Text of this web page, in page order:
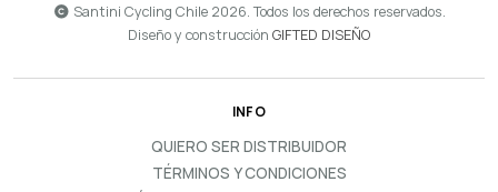
Santini Cycling Chile 2026. Todos los derechos reservados.
Diseño y construcción GIFTED DISEÑO
INFO
QUIERO SER DISTRIBUIDOR
TÉRMINOS Y CONDICIONES